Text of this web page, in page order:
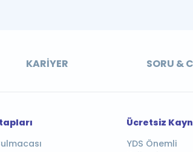
KARIYER SORU &
Ücretsiz
YDS Önemli